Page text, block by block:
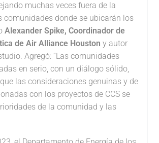
muchas veces fuera de la
comunidades donde se ubicarán los
Alexander Spike, Coordinador de
de Air Alliance Houston y autor
Agregó: “Las comunidades
en serio, con un diálogo sólido,
las consideraciones genuinas y de
con los proyectos de CCS se
de la comunidad y las